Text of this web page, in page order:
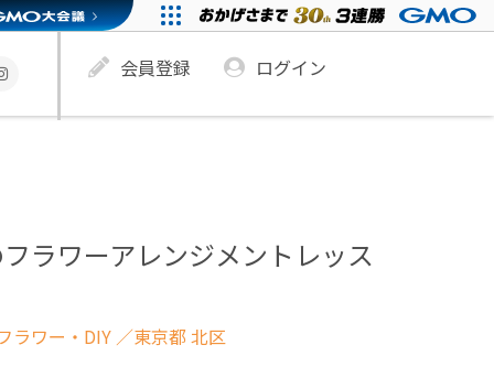
会員登録 ログイン
ラワーアレンジメントレッス
ラワー・DIY ／東京都 北区